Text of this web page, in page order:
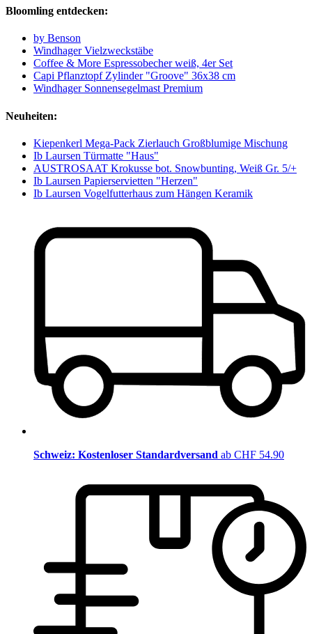
Bloomling entdecken:
by Benson
Windhager Vielzweckstäbe
Coffee & More Espressobecher weiß, 4er Set
Capi Pflanztopf Zylinder "Groove" 36x38 cm
Windhager Sonnensegelmast Premium
Neuheiten:
Kiepenkerl Mega-Pack Zierlauch Großblumige Mischung
Ib Laursen Türmatte "Haus"
AUSTROSAAT Krokusse bot. Snowbunting, Weiß Gr. 5/+
Ib Laursen Papierservietten "Herzen"
Ib Laursen Vogelfutterhaus zum Hängen Keramik
Schweiz: Kostenloser Standardversand ab CHF 54.90